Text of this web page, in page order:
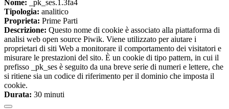
Nome: _pk_ses.1.3fa4
Tipologia: analitico
Proprieta: Prime Parti
Descrizione: Questo nome di cookie è associato alla piattaforma di
analisi web open source Piwik. Viene utilizzato per aiutare i
proprietari di siti Web a monitorare il comportamento dei visitatori e
misurare le prestazioni del sito. È un cookie di tipo pattern, in cui il
prefisso _pk_ses è seguito da una breve serie di numeri e lettere, che
si ritiene sia un codice di riferimento per il dominio che imposta il
cookie.
Durata: 30 minuti